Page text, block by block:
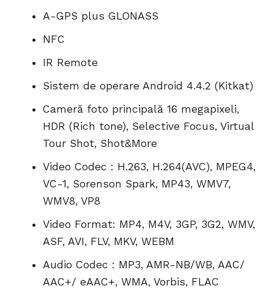
A-GPS plus GLONASS
NFC
IR Remote
Sistem de operare Android 4.4.2 (Kitkat)
Cameră foto principală 16 megapixeli,
HDR (Rich tone), Selective Focus, Virtual
Tour Shot, Shot&More
Video Codec : H.263, H.264(AVC), MPEG4,
VC-1, Sorenson Spark, MP43, WMV7,
WMV8, VP8
Video Format: MP4, M4V, 3GP, 3G2, WMV,
ASF, AVI, FLV, MKV, WEBM
Audio Codec : MP3, AMR-NB/WB, AAC/
AAC+/ eAAC+, WMA, Vorbis, FLAC